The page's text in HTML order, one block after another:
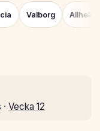
Valborg
· Vecka 12